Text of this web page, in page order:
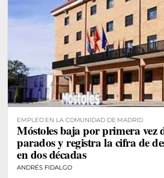
EMPLEO EN LA COMUNIDAD DE MADRID
Móstoles baja por primera vez
parados y registra la cifra de
en dos décadas
ANDRÉS FIDALGO